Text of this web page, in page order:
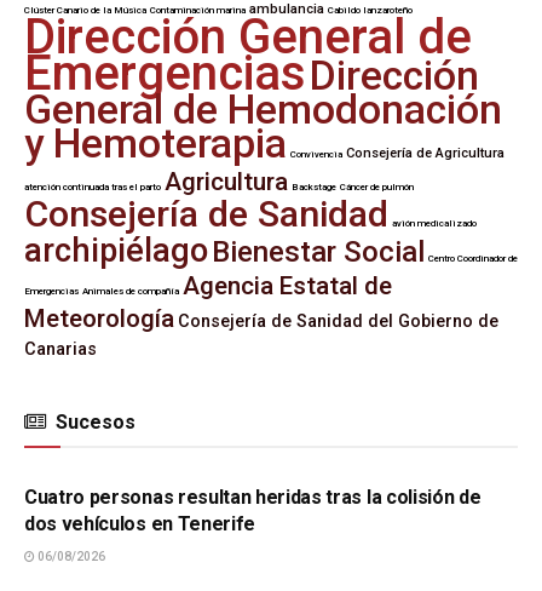
Clúster Canario de la Música Contaminación marina ambulancia Cabildo lanzaroteño
Dirección General de
EmergenciasDirección
General de Hemodonación
y Hemoterapia Convivencia Consejería de Agricultura
atención continuada tras el parto Agricultura Backstage Cáncer de pulmón
Consejería de Sanidad avión medicalizado
archipiélagoBienestar Social Centro Coordinador de
Emergencias Animales de compañía Agencia Estatal de
Meteorología Consejería de Sanidad del Gobierno de
Canarias
Sucesos
SUCESOS
Cuatro personas resultan heridas tras la colisión de
dos vehículos en Tenerife
06/08/2026